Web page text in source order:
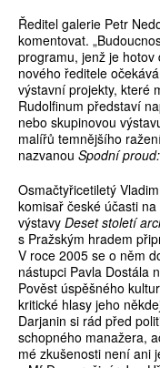
Ředitel galerie Petr
komentovat.
programu, jenž je hotov
nového ředitele
výstavní projekty, které
Rudolfinum představí
nebo skupinovou
malířů temnějšího
nazvanou Spodní
Osmačtyřicetiletý
komisař české účasti
výstavy Deset století
s Pražským hradem
V roce 2005 se o něm
nástupci Pavla Dostála
Pověst úspěšného
kritické hlasy jeho
Darjanin si rád před
schopného manažera,
mé zkušenosti není ani